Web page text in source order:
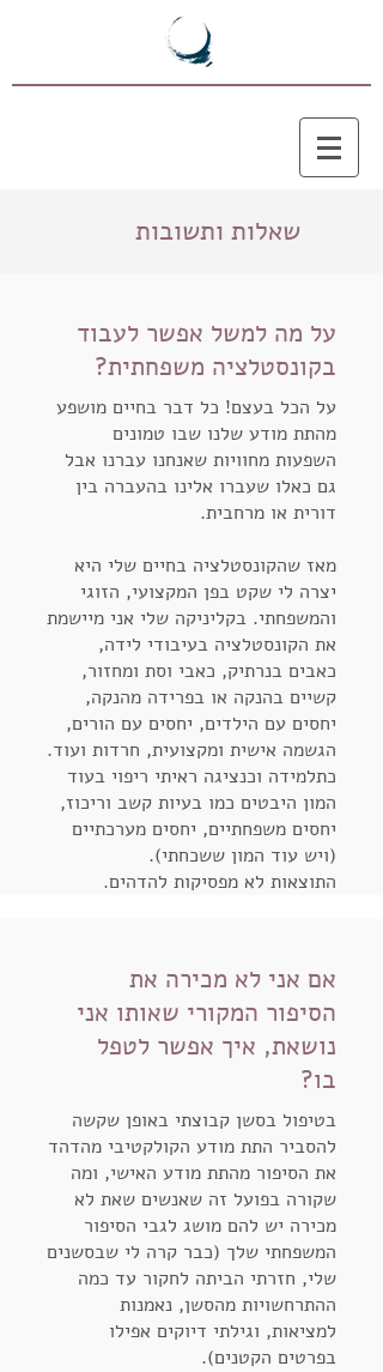
שאלות ותשובות
על מה למשל אפשר לעבוד
בקונסטלציה משפחתית?
על הכל בעצם! כל דבר בחיים מושפע
מהתת מודע שלנו שבו טמונים
השפעות מחוויות שאנחנו עברנו אבל
גם כאלו שעברו אלינו בהעברה בין
דורית או מרחבית.
מאז שהקונסטלציה בחיים שלי היא
יצרה לי שקט בפן המקצועי, הזוגי
והמשפחתי. בקליניקה שלי אני מיישמת
את הקונסטלציה בעיבודי לידה,
כאבים בנרתיק, כאבי וסת ומחזור,
קשיים בהנקה או בפרידה מהנקה,
יחסים עם הילדים, יחסים עם הורים,
הגשמה אישית ומקצועית, חרדות ועוד.
כתלמידה וכנציגה ראיתי ריפוי בעוד
המון היבטים כמו בעיות קשב וריכוז,
יחסים משפחתיים, יחסים מערכתיים
(ויש עוד המון ששכחתי).
התוצאות לא מפסיקות להדהים.
אם אני לא מכירה את
הסיפור המקורי שאותו אני
נושאת, איך אפשר לטפל
בו?
בטיפול בסשן קבוצתי באופן שקשה
להסביר התת מודע הקולקטיבי מהדהד
את הסיפור מהתת מודע האישי, ומה
שקורה בפועל זה שאנשים שאת לא
מכירה יש להם מושג לגבי הסיפור
המשפחתי שלך (כבר קרה לי שבסשנים
שלי, חזרתי הביתה לחקור עד כמה
ההתרחשויות מהסשן, נאמנות
למציאות, וגילתי דיוקים אפילו
בפרטים הקטנים).